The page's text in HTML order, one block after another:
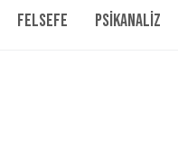
Felsefe Psikanaliz